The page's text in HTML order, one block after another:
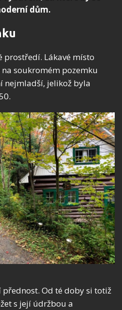
dům.
prostředí. Lákavé místo
soukromém pozemku
nejmladší, jelikož byla
Od té doby si totiž
s její údržbou a